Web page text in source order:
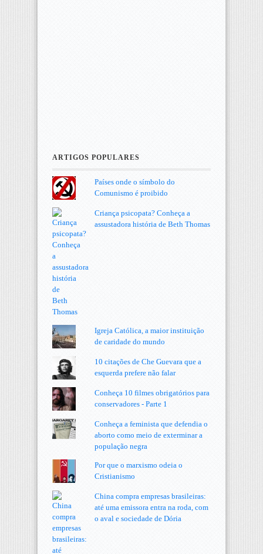
ARTIGOS POPULARES
Países onde o símbolo do
Comunismo é proibido
Criança psicopata? Conheça a
assustadora história de Beth Thomas
Igreja Católica, a maior instituição
de caridade do mundo
10 citações de Che Guevara que a
esquerda prefere não falar
Conheça 10 filmes obrigatórios para
conservadores - Parte 1
Conheça a feminista que defendia o
aborto como meio de exterminar a
população negra
Por que o marxismo odeia o
Cristianismo
China compra empresas brasileiras:
até uma emissora entra na roda, com
o aval e sociedade de Dória